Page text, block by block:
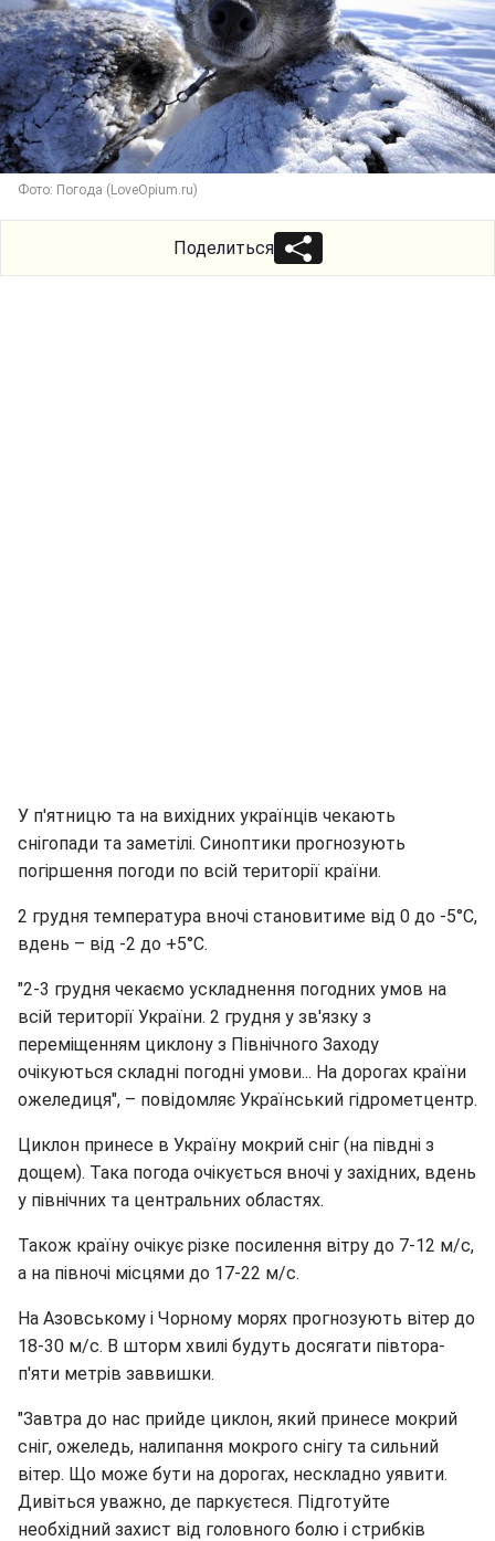
Фото: Погода (LoveOpium.ru)
Поделиться
У п'ятницю та на вихідних українців чекають
снігопади та заметілі. Синоптики прогнозують
погіршення погоди по всій території країни.
2 грудня температура вночі становитиме від 0 до -5°С,
вдень – від -2 до +5°С.
"2-3 грудня чекаємо ускладнення погодних умов на
всій території України. 2 грудня у зв'язку з
переміщенням циклону з Північного Заходу
очікуються складні погодні умови... На дорогах країни
ожеледиця", – повідомляє Український гідрометцентр.
Циклон принесе в Україну мокрий сніг (на півдні з
дощем). Така погода очікується вночі у західних, вдень
у північних та центральних областях.
Також країну очікує різке посилення вітру до 7-12 м/с,
а на півночі місцями до 17-22 м/с.
На Азовському і Чорному морях прогнозують вітер до
18-30 м/с. В шторм хвилі будуть досягати півтора-
п'яти метрів заввишки.
"Завтра до нас прийде циклон, який принесе мокрий
сніг, ожеледь, налипання мокрого снігу та сильний
вітер. Що може бути на дорогах, нескладно уявити.
Дивіться уважно, де паркуєтеся. Підготуйте
необхідний захист від головного болю і стрибків